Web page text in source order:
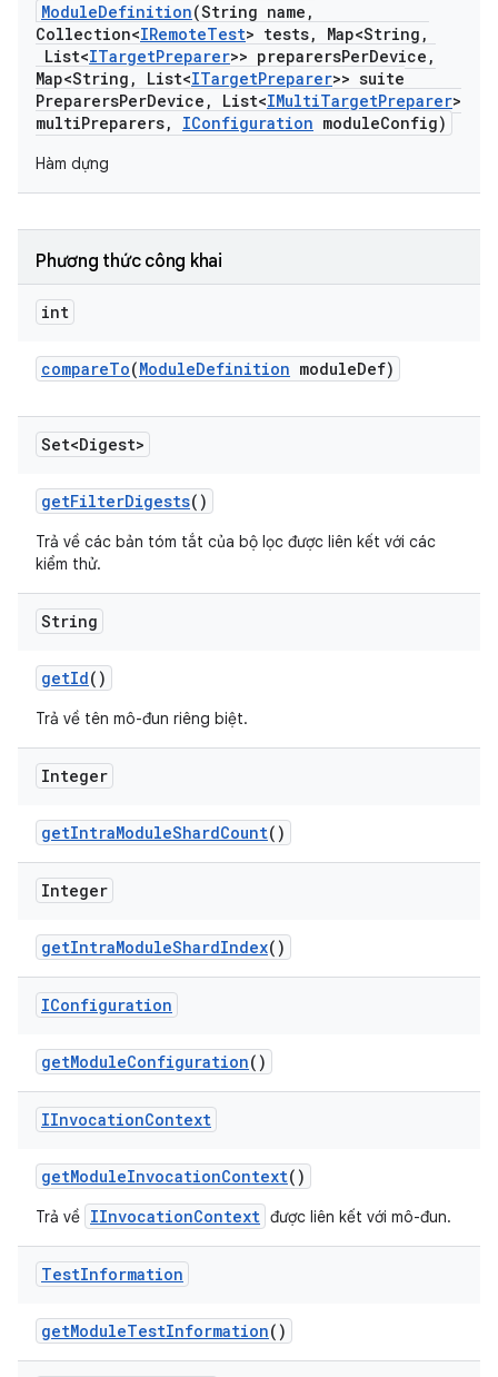
ModuleDefinition(String name ,
Collection<IRemoteTest> tests, Map<String ,
List<ITargetPreparer>> preparersPerDevice ,
Map<String , List<ITargetPreparer>> suite
PreparersPerDevice , List<IMultiTargetPreparer>
multiPreparers, IConfiguration moduleConfig)
Hàm dựng
Phương thức công khai
int
compareTo(ModuleDefinition moduleDef)
Set<Digest>
getFilterDigests()
Trả về các bản tóm tắt của bộ lọc được liên kết với các
kiểm thử.
String
getId()
Trả về tên mô-đun riêng biệt.
Integer
getIntraModuleShardCount()
Integer
getIntraModuleShardIndex()
IConfiguration
getModuleConfiguration()
IInvocationContext
getModuleInvocationContext()
Trả về IInvocationContext được liên kết với mô-đun.
TestInformation
getModuleTestInformation()